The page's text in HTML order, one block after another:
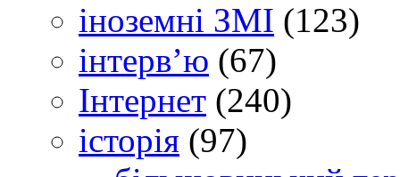
іноземні ЗМІ (123)
інтерв’ю (67)
Інтернет (240)
історія (97)